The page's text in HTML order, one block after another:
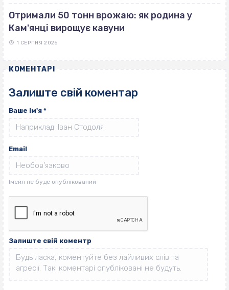
Отримали 50 тонн врожаю: як родина у
Кам'янці вирощує кавуни
1 СЕРПНЯ 2026
КОМЕНТАРІ
Залиште свій коментар
Ваше ім'я *
Email
Залиште свій коментр